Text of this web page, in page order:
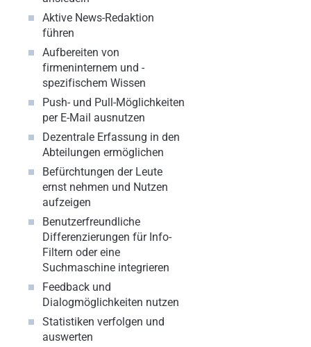
Aktive News-Redaktion
führen
Aufbereiten von
firmeninternem und -
spezifischem Wissen
Push- und Pull-Möglichkeiten
per E-Mail ausnutzen
Dezentrale Erfassung in den
Abteilungen ermöglichen
Befürchtungen der Leute
ernst nehmen und Nutzen
aufzeigen
Benutzerfreundliche
Differenzierungen für Info-
Filtern oder eine
Suchmaschine integrieren
Feedback und
Dialogmöglichkeiten nutzen
Statistiken verfolgen und
auswerten